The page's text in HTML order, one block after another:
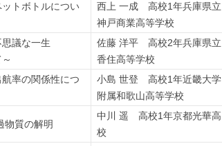
トボトルについ
西上 一成 高校1年兵庫県立
神戸商業高等学校
議な一生
佐藤 洋平 高校2年兵庫県立
香住高等学校
率の関係性につ
小島 世登 高校1年近畿大学
附属和歌山高等学校
物質の解明
中川 遥 高校1年京都光華高
校